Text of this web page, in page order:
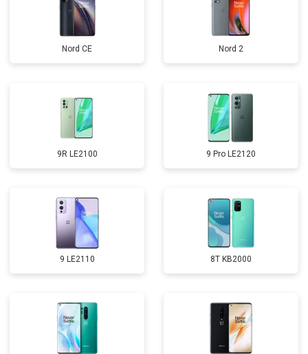
Nord CE Nord 2
9R LE2100 9 Pro LE2120
9 LE2110 8T KB2000